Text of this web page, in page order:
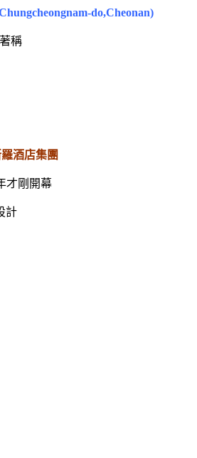
do,Cheonan)
稱
酒店集團
才剛開幕
計